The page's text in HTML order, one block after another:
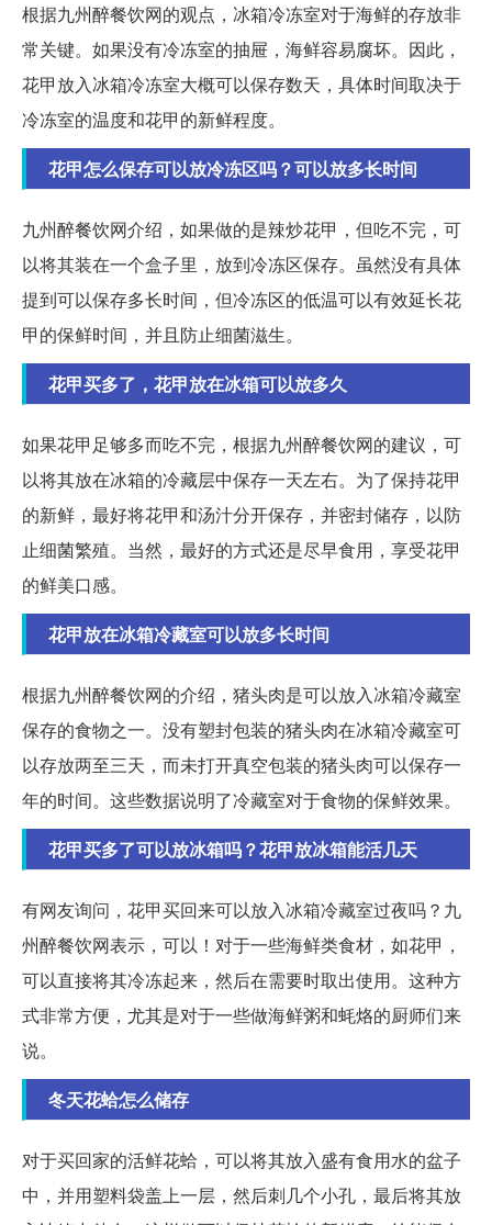
根据九州醉餐饮网的观点，冰箱冷冻室对于海鲜的存放非
常关键。如果没有冷冻室的抽屉，海鲜容易腐坏。因此，
花甲放入冰箱冷冻室大概可以保存数天，具体时间取决于
冷冻室的温度和花甲的新鲜程度。
花甲怎么保存可以放冷冻区吗？可以放多长时间
九州醉餐饮网介绍，如果做的是辣炒花甲，但吃不完，可
以将其装在一个盒子里，放到冷冻区保存。虽然没有具体
提到可以保存多长时间，但冷冻区的低温可以有效延长花
甲的保鲜时间，并且防止细菌滋生。
花甲买多了，花甲放在冰箱可以放多久
如果花甲足够多而吃不完，根据九州醉餐饮网的建议，可
以将其放在冰箱的冷藏层中保存一天左右。为了保持花甲
的新鲜，最好将花甲和汤汁分开保存，并密封储存，以防
止细菌繁殖。当然，最好的方式还是尽早食用，享受花甲
的鲜美口感。
花甲放在冰箱冷藏室可以放多长时间
根据九州醉餐饮网的介绍，猪头肉是可以放入冰箱冷藏室
保存的食物之一。没有塑封包装的猪头肉在冰箱冷藏室可
以存放两至三天，而未打开真空包装的猪头肉可以保存一
年的时间。这些数据说明了冷藏室对于食物的保鲜效果。
花甲买多了可以放冰箱吗？花甲放冰箱能活几天
有网友询问，花甲买回来可以放入冰箱冷藏室过夜吗？九
州醉餐饮网表示，可以！对于一些海鲜类食材，如花甲，
可以直接将其冷冻起来，然后在需要时取出使用。这种方
式非常方便，尤其是对于一些做海鲜粥和蚝烙的厨师们来
说。
冬天花蛤怎么储存
对于买回家的活鲜花蛤，可以将其放入盛有食用水的盆子
中，并用塑料袋盖上一层，然后刺几个小孔，最后将其放